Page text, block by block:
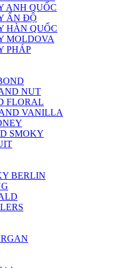
ANH QUỐC
ẤN ĐỘ
HÀN QUỐC
MOLDOVA
PHÁP
NUT
FLORAL
VANILLA
SMOKY
BERLIN